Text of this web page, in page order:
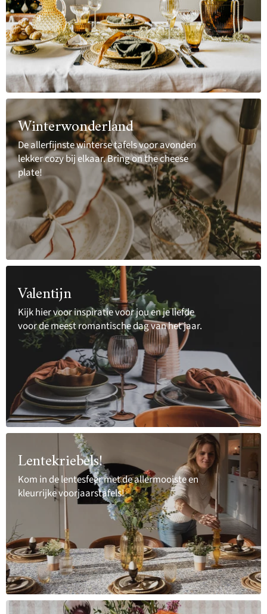
Winterwonderland
De allerfijnste winterse tafels voor avonden
lekker cozy bij elkaar. Bring on the cheese
plate!
Valentijn
Kijk hier voor inspiratie voor jou en je liefde
voor de meest romantische dag van het jaar.
Lentekriebels!
Kom in de lentesfeer met de allermooiste en
kleurrijke voorjaarstafels!